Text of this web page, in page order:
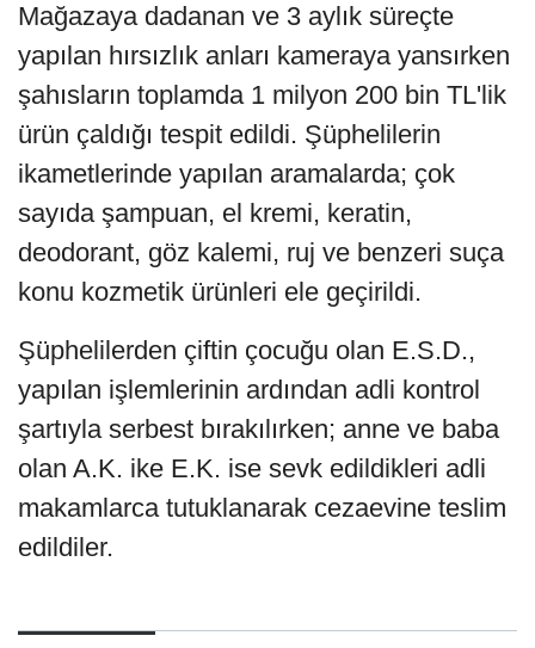
Mağazaya dadanan ve 3 aylık süreçte
yapılan hırsızlık anları kameraya yansırken
şahısların toplamda 1 milyon 200 bin TL'lik
ürün çaldığı tespit edildi. Şüphelilerin
ikametlerinde yapılan aramalarda; çok
sayıda şampuan, el kremi, keratin,
deodorant, göz kalemi, ruj ve benzeri suça
konu kozmetik ürünleri ele geçirildi.
Şüphelilerden çiftin çocuğu olan E.S.D.,
yapılan işlemlerinin ardından adli kontrol
şartıyla serbest bırakılırken; anne ve baba
olan A.K. ike E.K. ise sevk edildikleri adli
makamlarca tutuklanarak cezaevine teslim
edildiler.